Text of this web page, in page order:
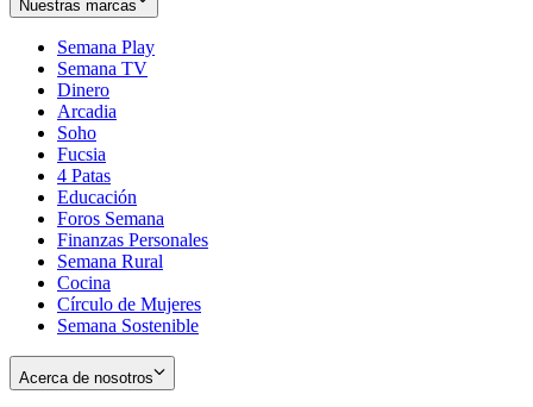
Nuestras marcas
Semana Play
Semana TV
Dinero
Arcadia
Soho
in
new
window
Fucsia
in
new
window
4 Patas
Educación
Foros Semana
Finanzas Personales
Semana Rural
Cocina
Círculo de Mujeres
Semana Sostenible
Acerca de nosotros